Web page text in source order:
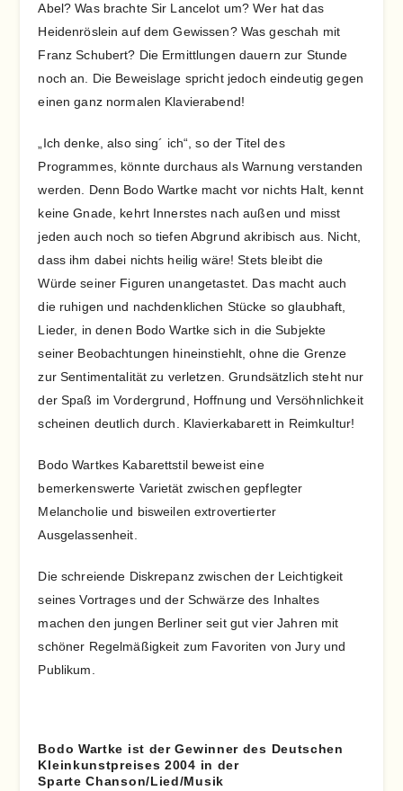
Abel? Was brachte Sir Lancelot um? Wer hat das
Heidenröslein auf dem Gewissen? Was geschah mit
Franz Schubert? Die Ermittlungen dauern zur Stunde
noch an. Die Beweislage spricht jedoch eindeutig gegen
einen ganz normalen Klavierabend!
„Ich denke, also sing´ ich“, so der Titel des
Programmes, könnte durchaus als Warnung verstanden
werden. Denn Bodo Wartke macht vor nichts Halt, kennt
keine Gnade, kehrt Innerstes nach außen und misst
jeden auch noch so tiefen Abgrund akribisch aus. Nicht,
dass ihm dabei nichts heilig wäre! Stets bleibt die
Würde seiner Figuren unangetastet. Das macht auch
die ruhigen und nachdenklichen Stücke so glaubhaft,
Lieder, in denen Bodo Wartke sich in die Subjekte
seiner Beobachtungen hineinstiehlt, ohne die Grenze
zur Sentimentalität zu verletzen. Grundsätzlich steht nur
der Spaß im Vordergrund, Hoffnung und Versöhnlichkeit
scheinen deutlich durch. Klavierkabarett in Reimkultur!
Bodo Wartkes Kabarettstil beweist eine
bemerkenswerte Varietät zwischen gepflegter
Melancholie und bisweilen extrovertierter
Ausgelassenheit.
Die schreiende Diskrepanz zwischen der Leichtigkeit
seines Vortrages und der Schwärze des Inhaltes
machen den jungen Berliner seit gut vier Jahren mit
schöner Regelmäßigkeit zum Favoriten von Jury und
Publikum.
Bodo Wartke ist der Gewinner des Deutschen
Kleinkunstpreises 2004 in der
Sparte Chanson/Lied/Musik